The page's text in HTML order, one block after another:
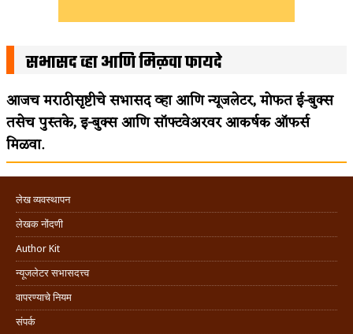
सभासद व्हा आणि मिळवा फायदे
आजच मराठीसृष्टीचे सभासद व्हा आणि न्यूजलेटर, मोफत ई-बुक्स
तसेच पुस्तके, इ-बुक्स आणि सॉफ्टवेअरवर आकर्षक ऑफर्स
मिळवा.
लेख व्यवस्थापन
लेखक नोंदणी
Author Kit
न्यूजलेटर सभासदत्त्व
वापरण्याचे नियम
संपर्क